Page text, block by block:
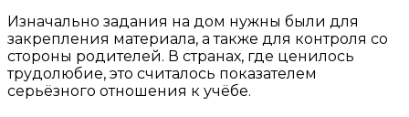
Изначально задания на дом нужны были для
закрепления материала, а также для контроля со
стороны родителей. В странах, где ценилось
трудолюбие, это считалось показателем
серьёзного отношения к учёбе.